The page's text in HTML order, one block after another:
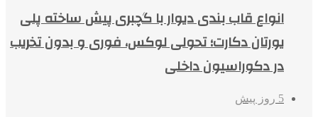
انواع قاب بندی دیوار با گچبری پیش ساخته پلی
یورتان دکارت؛ تحولی لوکس، فوری و بدون تخریب
در دکوراسیون داخلی
5 روز پیش